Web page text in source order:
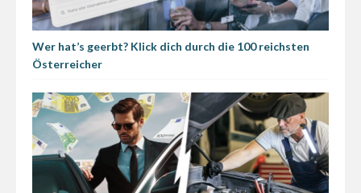
Wer hat’s geerbt? Klick dich durch die 100 reichsten
Österreicher